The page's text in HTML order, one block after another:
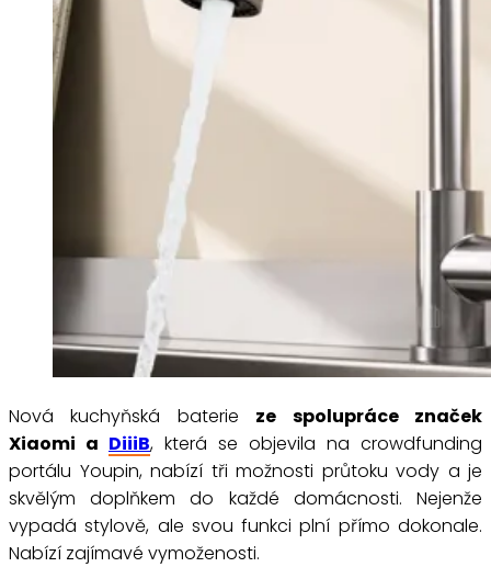
Nová kuchyňská baterie ze spolupráce značek
Xiaomi a DiiiB, která se objevila na crowdfunding
portálu Youpin, nabízí tři možnosti průtoku vody a je
skvělým doplňkem do každé domácnosti. Nejenže
vypadá stylově, ale svou funkci plní přímo dokonale.
Nabízí zajímavé vymoženosti.